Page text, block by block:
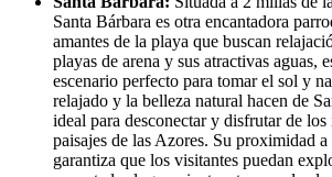
Santa Bárbara es otra encantadora
amantes de la playa que buscan
playas de arena y sus atractivas aguas,
escenario perfecto para tomar el sol y
relajado y la belleza natural hacen de
ideal para desconectar y disfrutar de los
paisajes de las Azores. Su proximidad
garantiza que los visitantes puedan